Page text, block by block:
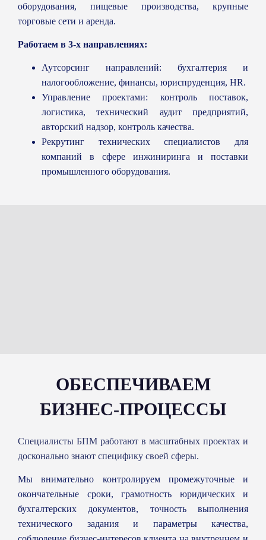
ОБЕСПЕЧИВАЕМ
БИЗНЕС-ПРОЦЕССЫ
Специалисты БПМ работают в масштабных проектах и
досконально знают специфику своей сферы.
Мы внимательно контролируем промежуточные и
окончательные сроки, грамотность юридических и
бухгалтерских документов, точность выполнения
технического задания и параметры качества,
оборудования, пищевые производства, крупные
торговые сети и аренда.
Работаем в 3-х направлениях:
Аутсорсинг направлений: бухгалтерия и
налогообложение, финансы, юриспруденция, HR.
Управление проектами: контроль поставок,
логистика, технический аудит предприятий,
авторский надзор, контроль качества.
Рекрутинг технических специалистов для
компаний в сфере инжиниринга и поставки
промышленного оборудования.